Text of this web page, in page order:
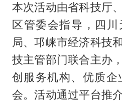
本次活动由省科技厅
区管委会指导，四
局、邛崃市经济科技
技主管部门联合主办
创服务机构、优质企
会。活动通过平台推